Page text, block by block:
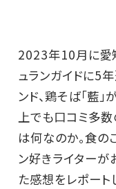
2023年10月に愛
ュランガイドに5
ンド、鶏そば「藍
上でも口コミ多
は何なのか。食の
ン好きライターが
た感想をレポート